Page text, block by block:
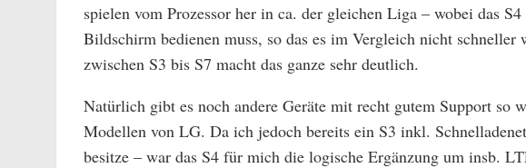
spielen vom Prozessor her in ca. der gleichen Liga – wobei das
Bildschirm bedienen muss, so das es im Vergleich nicht schneller
zwischen S3 bis S7 macht das ganze sehr deutlich.
Natürlich gibt es noch andere Geräte mit recht gutem Support so
Modellen von LG. Da ich jedoch bereits ein S3 inkl.
besitze – war das S4 für mich die logische Ergänzung um insb.